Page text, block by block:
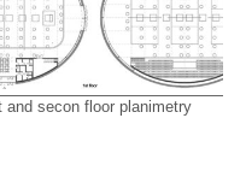
and secon floor planimetry